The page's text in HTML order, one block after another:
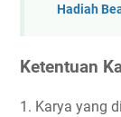
Hadiah
Ketentuan
1. Karya yang